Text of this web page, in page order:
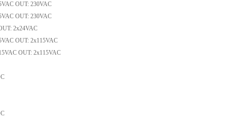
OUT: 230VAC
OUT: 230VAC
2x24VAC
OUT: 2x115VAC
OUT: 2x115VAC